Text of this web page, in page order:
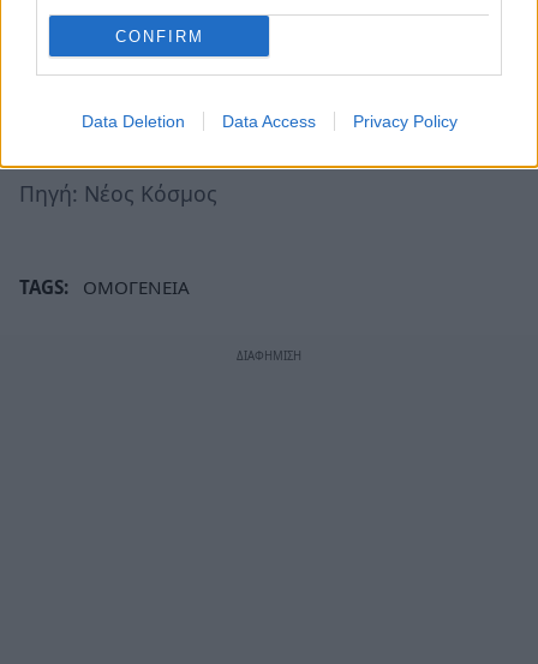
CONFIRM
Data Deletion Data Access Privacy Policy
το βράδυ στα σοκάκια και τα καλντερίμια, όλα ήταν
μαγικά και ονειρεμένα».
«Σαν την πατρίδα μας πουθενά»
, καταλήγει η
Πηγή: Νέος Κόσμος
TAGS: ΟΜΟΓΕΝΕΙΑ